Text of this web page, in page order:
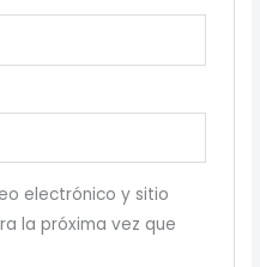
electrónico y sitio
la próxima vez que